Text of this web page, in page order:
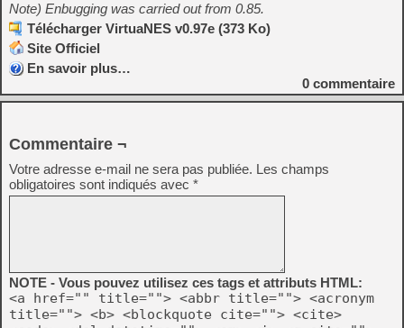
Note) Enbugging was carried out from 0.85.
Télécharger VirtuaNES v0.97e (373 Ko)
Site Officiel
En savoir plus…
0 commentaire
Commentaire ¬
Votre adresse e-mail ne sera pas publiée. Les champs
obligatoires sont indiqués avec *
NOTE - Vous pouvez utilisez ces tags et attributs HTML:
<a href="" title=""> <abbr title=""> <acronym
title=""> <b> <blockquote cite=""> <cite>